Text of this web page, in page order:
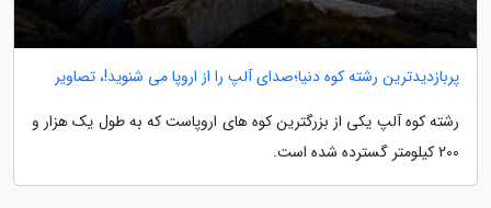
پربازدیدترین رشته کوه دنیا؛صدای آلپ را از اروپا می شنوید!، تصاویر
رشته کوه آلپ یکی از بزرگترین کوه های اروپاست که به طول یک هزار و
200 کیلومتر گسترده شده است.